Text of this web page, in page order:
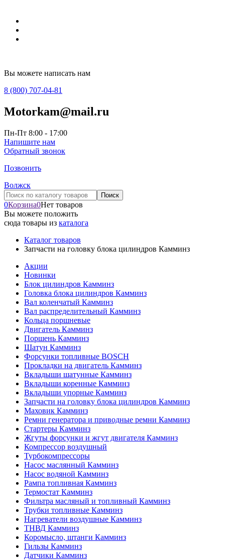
Вы можете написать нам
8 (800) 707-04-81
Motorkam@mail.ru
Пн-Пт 8:00 - 17:00
Напишите нам
Обратный звонок
Позвонить
Волжск
0Корзина0Нет товаров
Вы можете положить
сюда товары из каталога
Каталог товаров
Запчасти на головку блока цилиндров Камминз
Акции
Новинки
Блок цилиндров Камминз
Головка блока цилиндров Камминз
Вал коленчатый Камминз
Вал распределительный Камминз
Кольца поршневые
Двигатель Камминз
Поршень Камминз
Шатун Камминз
Форсунки топливные BOSCH
Прокладки на двигатель Камминз
Вкладыши шатунные Камминз
Вкладыши коренные Камминз
Вкладыши упорные Камминз
Запчасти на головку блока цилиндров Камминз
Маховик Камминз
Ремни генератора и приводные ремни Камминз
Стартеры Камминз
Жгуты форсунки и жгут двигателя Камминз
Компрессор воздушный
Турбокомпрессоры
Насос маслянный Камминз
Насос водяной Камминз
Рампа топливная Камминз
Термостат Камминз
Фильтра масляный и топливный Камминз
Трубки топливные Камминз
Нагреватели воздушные Камминз
ТНВД Камминз
Коромысло, штанги Камминз
Гильзы Камминз
Датчики Камминз